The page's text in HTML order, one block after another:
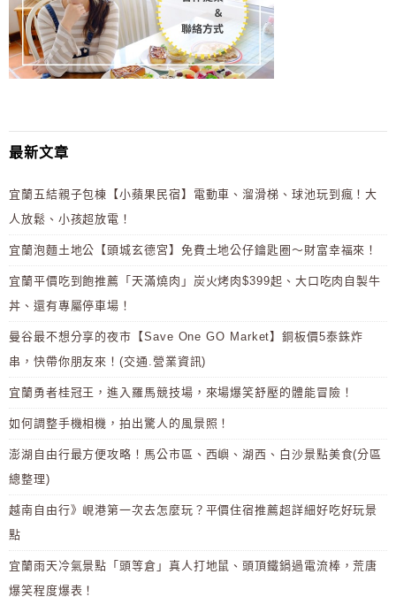
最新文章
宜蘭五結親子包棟【小蘋果民宿】電動車、溜滑梯、球池玩到瘋！大
人放鬆、小孩超放電！
宜蘭泡麵土地公【頭城玄德宮】免費土地公仔鑰匙圈～財富幸福來！
宜蘭平價吃到飽推薦「天滿燒肉」炭火烤肉$399起、大口吃肉自製牛
丼、還有專屬停車場！
曼谷最不想分享的夜市【Save One GO Market】銅板價5泰銖炸
串，快帶你朋友來！(交通.營業資訊)
宜蘭勇者桂冠王，進入羅馬競技場，來場爆笑舒壓的體能冒險！
如何調整手機相機，拍出驚人的風景照！
澎湖自由行最方便攻略！馬公市區、西嶼、湖西、白沙景點美食(分區
總整理)
越南自由行》峴港第一次去怎麼玩？平價住宿推薦超詳細好吃好玩景
點
宜蘭雨天冷氣景點「頭等倉」真人打地鼠、頭頂鐵鍋過電流棒，荒唐
爆笑程度爆表！